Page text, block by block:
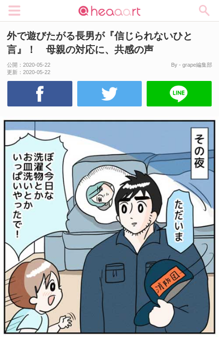
外で遊びたがる長男が『信じられないひと
言』！ 母親の対応に、共感の声
公開： 2020-05-22
更新： 2020-05-22
By - grape編集部